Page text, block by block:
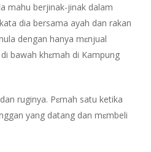
mahu berjinak-jinak dalam
dia bersama ayah dan rakan
dengan hanya mɛnjual
bawah khɛmah di Kampung
ruginya. Pɛrnah satu ketika
yang datang dan mɛmbeli